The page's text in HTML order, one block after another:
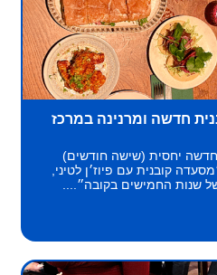
חדשה ומרנינה במרכז
יחסית (שישה חודשים)
קובנית עם פיוז׳ן לטיני,
של שנות החמישים בקובה״....